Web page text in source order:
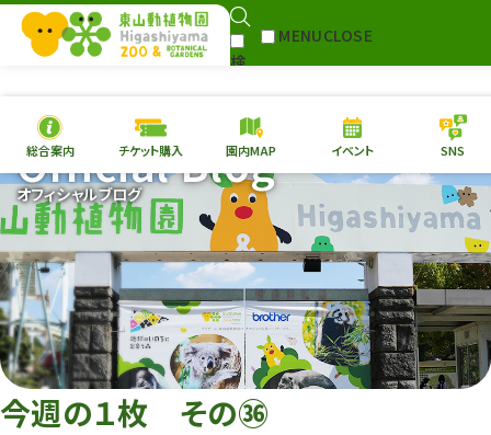
検
MENUCLOSE
本日の開園情報 チケッ
園内MAP イベント
総合案内
動物園 植物園 フ
再生プラン
東山動植物園
への支援
環境教育
総合案内 チケット購入 園内MAP イベント SNS
オフィシャルブログ
Official Blog
今週の１枚 その㊱